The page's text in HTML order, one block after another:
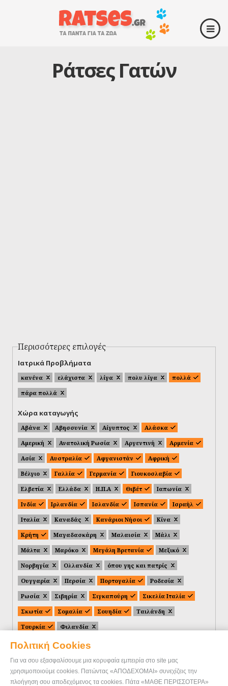
Πολιτική Cookies
Για να σου εξασφαλίσουμε μια κορυφαία εμπειρία στο site μας
χρησιμοποιούμε cookies. Πατώντας «ΑΠΟΔΕΧΟΜΑΙ» συνεχίζεις την
πλοήγηση σου αποδεχόμενος τα cookies. Πάτα «ΜΑΘΕ ΠΕΡΙΣΣΟΤΕΡΑ»
Ράτσες Γατών
Περισσότερες επιλογές
Ιατρικά Προβλήματα
κανένα ελάχιστα λίγα πολυ λίγα
πολλά
πάρα πολλά
Χώρα καταγωγής
Αβάνα Αβησσυνία Αίγυπτος
Αλάσκα
Αμερική
Ανατολική Ρωσία Αργεντινή
Αρμενία
Ασία
Αυστραλία Αφγανιστάν
Αφρική
Βέλγιο
Γαλλία Γερμανία
Γιουκοσλαβία
Ελβετία
Ελλάδα Η.Π.Α Θιβέτ
Ιαπωνία
Ινδία
Ιρλανδία Ισλανδία Ισπανία
Ισραήλ
Ιταλία
Καναδάς Κανάριοι Νήσοι
Κίνα
Κρήτη
Μαγαδασκάρη Μαλαισία
Μάλι
Μάλτα
Μαρόκο Μεγάλη Βρετανία
Μεξικό
Νορβηγία
Ολλανδία
όπου γης και πατρίς
Ουγγαρία
Περσία Πορτογαλία
Ροδεσία
Ρωσία
Σιβηρία Σιγκαπούρη
Σικελία Ιταλία
Σκωτία
Σομαλία Σουηδία
Ταιλάνδη
Τουρκία
Φιλανδία